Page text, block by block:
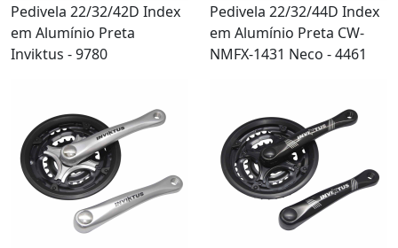
Pedivela 22/32/42D Index
em Alumínio Preta
Inviktus - 9780
Pedivela 22/32/44D Index
em Alumínio Preta CW-
NMFX-1431 Neco - 4461